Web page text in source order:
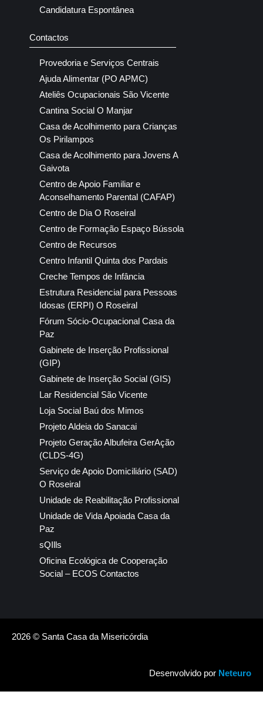
Candidatura Espontânea
Contactos
Provedoria e Serviços Centrais
Ajuda Alimentar (PO APMC)
Ateliês Ocupacionais São Vicente
Cantina Social O Manjar
Casa de Acolhimento para Crianças
Os Pirilampos
Casa de Acolhimento para Jovens A
Gaivota
Centro de Apoio Familiar e
Aconselhamento Parental (CAFAP)
Centro de Dia O Roseiral
Centro de Formação Espaço Bússola
Centro de Recursos
Centro Infantil Quinta dos Pardais
Creche Tempos de Infância
Estrutura Residencial para Pessoas
Idosas (ERPI) O Roseiral
Fórum Sócio-Ocupacional Casa da
Paz
Gabinete de Inserção Profissional
(GIP)
Gabinete de Inserção Social (GIS)
Lar Residencial São Vicente
Loja Social Baú dos Mimos
Projeto Aldeia do Sanacai
Projeto Geração Albufeira GerAção
(CLDS-4G)
Serviço de Apoio Domiciliário (SAD)
O Roseiral
Unidade de Reabilitação Profissional
Unidade de Vida Apoiada Casa da
Paz
sQIlls
Oficina Ecológica de Cooperação
Social – ECOS Contactos
2026 © Santa Casa da Misericórdia
Desenvolvido por Neteuro